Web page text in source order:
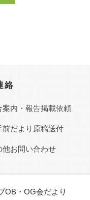
絡
案内・報告掲載依頼
前だより原稿送付
他お問い合わせ
OB・OG会だより